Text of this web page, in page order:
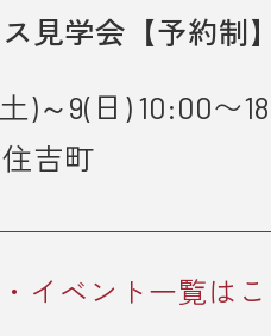
見学会【予約制
)～9(日) 10:00〜
吉町
イベント一覧は